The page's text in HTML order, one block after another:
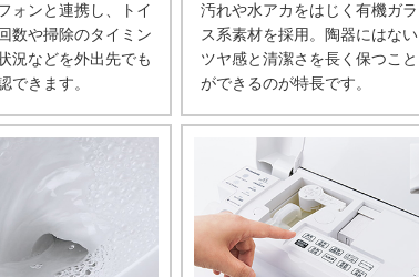
ォンと連携し、トイ
数や掃除のタイミン
況などを外出先でも
できます。
汚れや水アカをはじく有機ガラ
ス系素材を採用。陶器にはない
ツヤ感と清潔さを長く保つこと
ができるのが特長です。